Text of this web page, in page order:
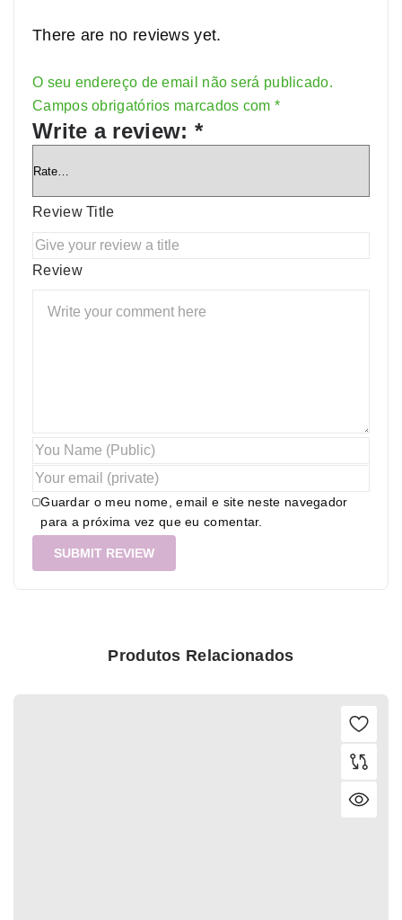
There are no reviews yet.
O seu endereço de email não será publicado.
Campos obrigatórios marcados com *
Write a review: *
Review Title
Review
Guardar o meu nome, email e site neste navegador
para a próxima vez que eu comentar.
Alternative:
Produtos Relacionados